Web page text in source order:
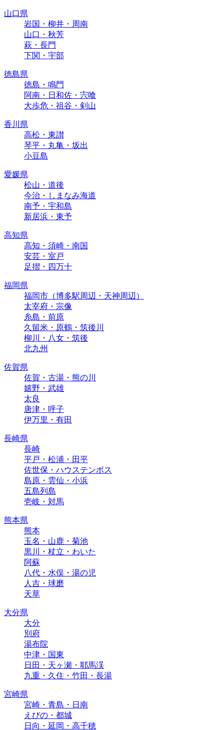
山口県
岩国・柳井・周南
山口・秋芳
萩・長門
下関・宇部
徳島県
徳島・鳴門
阿南・日和佐・宍喰
大歩危・祖谷・剣山
香川県
高松・東讃
琴平・丸亀・坂出
小豆島
愛媛県
松山・道後
今治・しまなみ海道
南予・宇和島
新居浜・東予
高知県
高知・須崎・南国
安芸・室戸
足摺・四万十
福岡県
福岡市（博多駅周辺・天神周辺）
太宰府・宗像
糸島・前原
久留米・原鶴・筑後川
柳川・八女・筑後
北九州
佐賀県
佐賀・古湯・熊の川
嬉野・武雄
太良
唐津・呼子
伊万里・有田
長崎県
長崎
平戸・松浦・田平
佐世保・ハウステンボス
島原・雲仙・小浜
五島列島
壱岐・対馬
熊本県
熊本
玉名・山鹿・菊池
黒川・杖立・わいた
阿蘇
八代・水俣・湯の児
人吉・球磨
天草
大分県
大分
別府
湯布院
中津・国東
日田・天ヶ瀬・耶馬渓
九重・久住・竹田・長湯
宮崎県
宮崎・青島・日南
えびの・都城
日向・延岡・高千穂